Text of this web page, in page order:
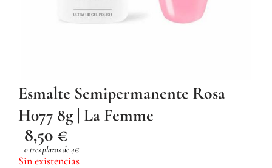
Esmalte Semipermanente Rosa
H077 8g | La Femme
8,50 €
o tres plazos de 4€
Sin existencias